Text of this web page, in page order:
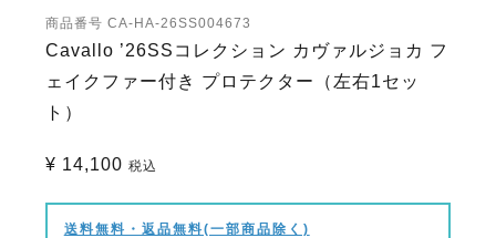
商品番号 CA-HA-26SS004673
Cavallo ’26SSコレクション カヴァルジョカ フ
ェイクファー付き プロテクター（左右1セッ
ト）
¥ 14,100 税込
送料無料・返品無料(一部商品除く)